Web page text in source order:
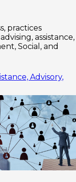
practices
assistance,
Social, and
Advisory,